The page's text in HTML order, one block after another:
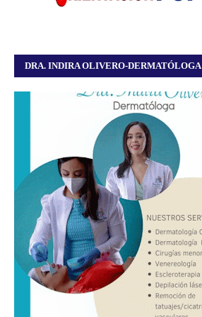
DRA. INDIRA OLIVERO-DERMATÓLOGA